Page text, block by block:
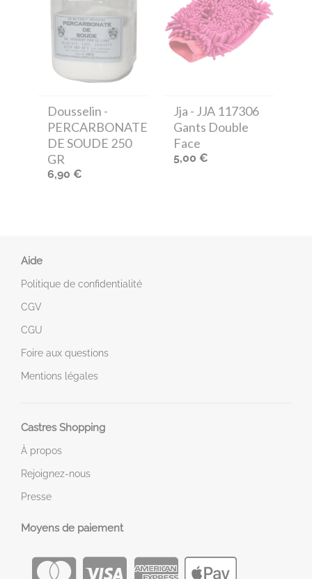
Dousselin -
PERCARBONATE
DE SOUDE 250
GR
6,90 €
Jja - JJA 117306
Gants Double
Face
5,00 €
Aide
Politique de confidentialité
CGV
CGU
Foire aux questions
Mentions légales
Castres Shopping
À propos
Rejoignez-nous
Presse
Moyens de paiement